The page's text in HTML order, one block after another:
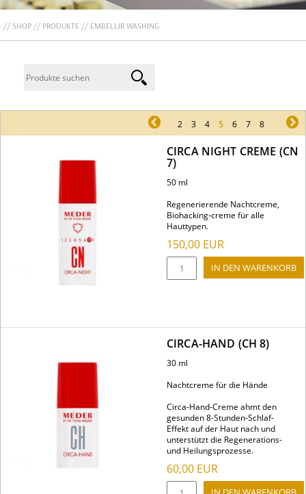
SHOP PRODUKTE EMBELLIR WASHING
pr 2 3 4 5 6 7 8
CIRCA NIGHT CREME (CN
7)
50 ml
Regenerierende Nachtcreme,
Biohacking-creme für alle
Hauttypen.
150,00 EUR
CIRCA-HAND (CH 8)
30 ml
Nachtcreme für die Hände
Circa-Hand-Creme ahmt den
gesunden 8-Stunden-Schlaf-
Effekt auf der Haut nach und
unterstützt die Regenerations-
und Heilungsprozesse.
60,00 EUR